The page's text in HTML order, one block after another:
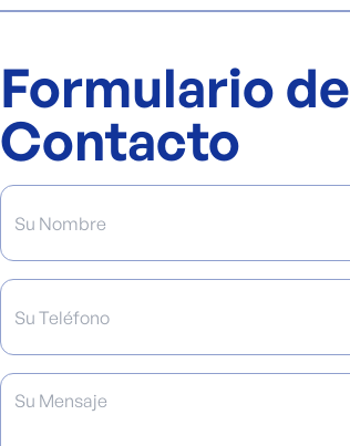
Formulario de
Contacto